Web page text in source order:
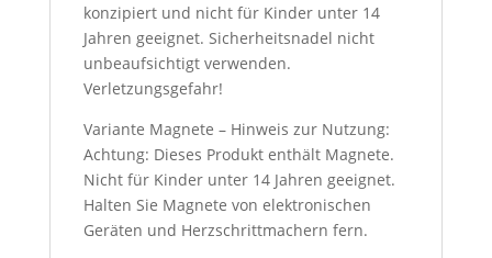
konzipiert und nicht für Kinder unter 14
Jahren geeignet. Sicherheitsnadel nicht
unbeaufsichtigt verwenden.
Verletzungsgefahr!
Variante Magnete – Hinweis zur Nutzung:
Achtung: Dieses Produkt enthält Magnete.
Nicht für Kinder unter 14 Jahren geeignet.
Halten Sie Magnete von elektronischen
Geräten und Herzschrittmachern fern.